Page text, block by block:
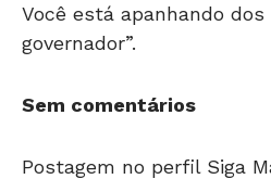
Você está apanhando
governador”.
Sem comentários
Postagem no perfil Siga